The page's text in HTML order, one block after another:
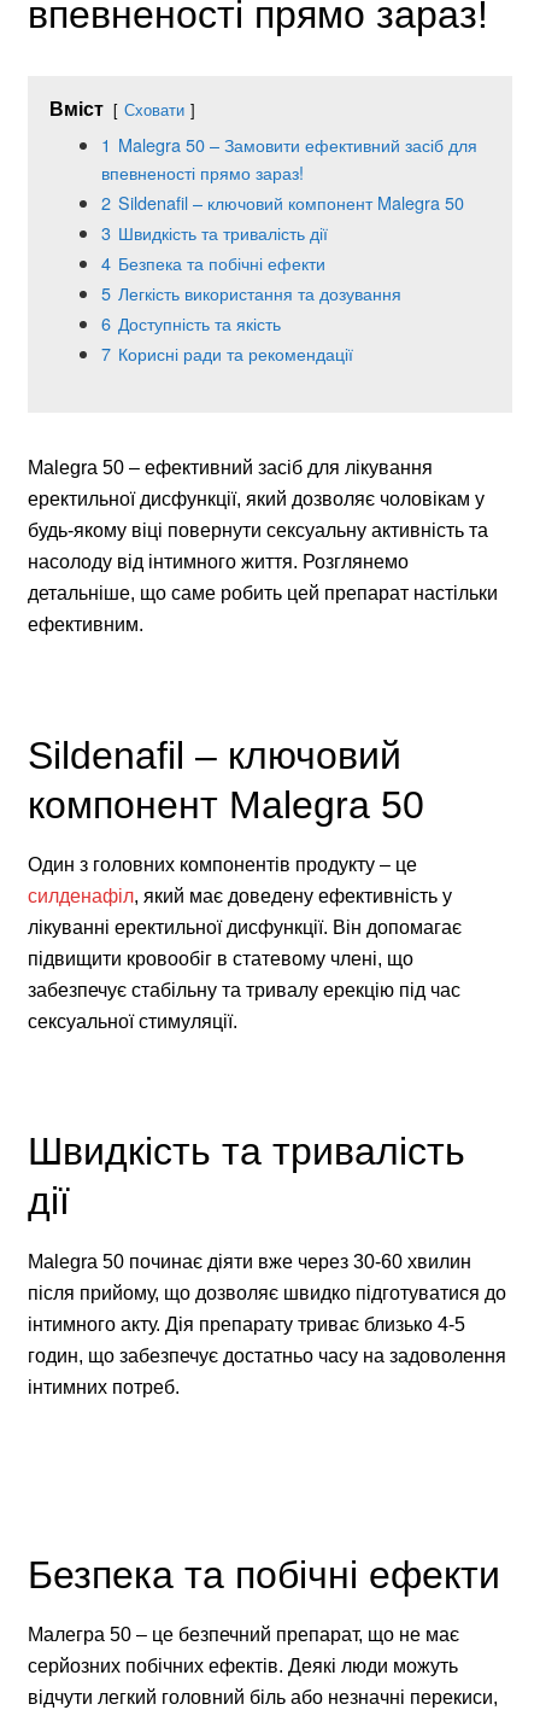
впевненості прямо зараз!
Вміст Сховати
1 Malegra 50 – Замовити ефективний засіб для
впевненості прямо зараз!
2 Sildenafil – ключовий компонент Malegra 50
3 Швидкість та тривалість дії
4 Безпека та побічні ефекти
5 Легкість використання та дозування
6 Доступність та якість
7 Корисні ради та рекомендації
Malegra 50 – ефективний засіб для лікування
еректильної дисфункції, який дозволяє чоловікам у
будь-якому віці повернути сексуальну активність та
насолоду від інтимного життя. Розглянемо
детальніше, що саме робить цей препарат настільки
ефективним.
Sildenafil – ключовий
компонент Malegra 50
Один з головних компонентів продукту – це
силденафіл, який має доведену ефективність у
лікуванні еректильної дисфункції. Він допомагає
підвищити кровообіг в статевому члені, що
забезпечує стабільну та тривалу ерекцію під час
сексуальної стимуляції.
Швидкість та тривалість
дії
Malegra 50 починає діяти вже через 30-60 хвилин
після прийому, що дозволяє швидко підготуватися до
інтимного акту. Дія препарату триває близько 4-5
годин, що забезпечує достатньо часу на задоволення
інтимних потреб.
Безпека та побічні ефекти
Малегра 50 – це безпечний препарат, що не має
серйозних побічних ефектів. Деякі люди можуть
відчути легкий головний біль або незначні перекиси,